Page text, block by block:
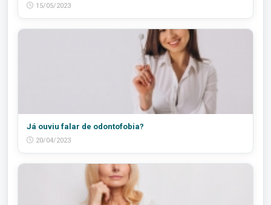
15/05/2023
Já ouviu falar de odontofobia?
20/04/2023